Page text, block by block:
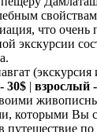
что очень
экскурсии
30$ | взрослый
которыми Вы
путешествие